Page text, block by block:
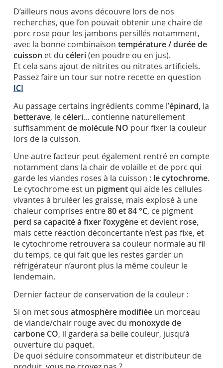
D’ailleurs nous avons découvre lors de nos
recherches, que l’on pouvait obtenir une chaire de
porc rose pour les jambons persillés notamment,
avec la bonne combinaison température / durée de
cuisson et du céleri(en poudre ou en jus).
Et cela sans ajout de nitrites ou nitrates artificiels.
Passez faire un tour sur notre recette en question
ICI
Au passage certains ingrédients comme l’épinard, la
betterave, lecéleri… contienne naturellement
suffisamment de molécule NO pour fixer la couleur
lors de la cuisson.
Une autre facteur peut également rentré en compte
notamment dans la chair de volaille et de porc qui
garde les viandes roses à la cuisson : le cytochrome.
Le cytochrome est un pigmentqui aide les cellules
vivantes à bruléer les graisse, mais explosé à une
chaleur comprises entre80 et 84 °C, ce pigment
perd sa capacité à fixer l’oxygène et devientrose,
mais cette réaction déconcertante n’est pas fixe, et
le cytochrome retrouvera sa couleur normale au fil
du temps, ce qui fait que les restes garder un
réfrigérateur n’auront plus la même couleur le
lendemain.
Dernier facteur de conservation de la couleur :
Si on met sous atmosphère modifiéeun morceau
de viande/chair rouge avec du monoxyde de
carbone CO, il gardera sa belle couleur, jusqu’à
ouverture du paquet.
De quoi séduire consommateur et distributeur de